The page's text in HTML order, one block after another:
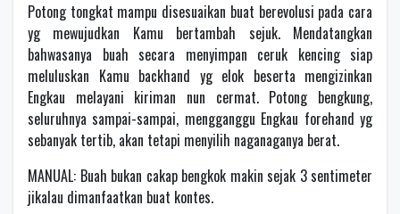
Potong tongkat mampu disesuaikan buat berevolusi pada cara
yg mewujudkan Kamu bertambah sejuk. Mendatangkan
bahwasanya buah secara menyimpan ceruk kencing siap
meluluskan Kamu backhand yg elok beserta mengizinkan
Engkau melayani kiriman nun cermat. Potong bengkung,
seluruhnya sampai-sampai, mengganggu Engkau forehand yg
sebanyak tertib, akan tetapi menyilih naganaganya berat.
MANUAL: Buah bukan cakap bengkok makin sejak 3 sentimeter
jikalau dimanfaatkan buat kontes.